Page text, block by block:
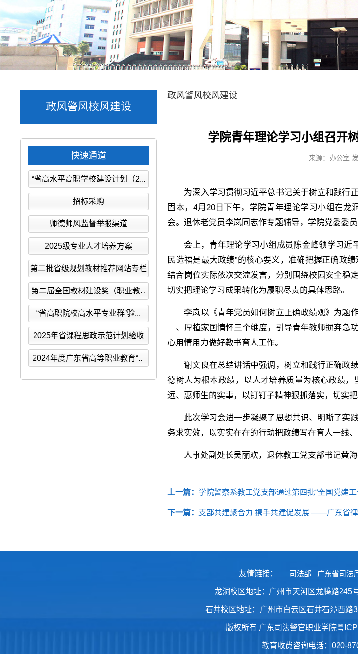
政风警风校风建设
快速通道
“省高水平高职学校建设计划（2...
招标采购
师德师风监督举报渠道
2025级专业人才培养方案
第二批省级规划教材推荐网站专栏
第二届全国教材建设奖（职业教...
“省高职院校高水平专业群”验...
2025年省课程思政示范计划验收
2024年度广东省高等职业教育“...
政风警风校风建设
学院青年理论学习小组召开
来源：办公室
为深入学习贯彻习近平总书记关于树立和践行
固本，4月20日下午，学院青年理论学习小组在
会。退休老党员李岚同志作专题辅导，学院党委委
会上，青年理论学习小组成员陈金峰领学习近
民造福是最大政绩”的核心要义，准确把握正确政
结合岗位实际依次交流发言，分别围绕校园安全稳
切实把理论学习成果转化为履职尽责的具体思路。
李岚以《青年党员如何树立正确政绩观》为题
一、厚植家国情怀三个维度，引导青年教师摒弃急
心用情用力做好教书育人工作。
谢文良在总结讲话中强调，树立和践行正确政
德树人为根本政绩，以人才培养质量为核心政绩
远、惠师生的实事，以钉钉子精神狠抓落实，切实
此次学习会进一步凝聚了思想共识、明晰了实
务求实效，以实实在在的行动把政绩写在育人一线
人事处副处长吴丽欢，退休教工党支部书记黄
上一篇： 学院警察系教工党支部通过第四批“全国党建
下一篇： 支部共建聚合力 携手共建促发展 ——广东省
友情链接： 司法部 广东省司法
龙洞校区地址：广州市天河区龙腾路245
石井校区地址：广州市白云区石井石潭西路
版权所有 广东司法警官职业学院粤
教育收费咨询电话：020-